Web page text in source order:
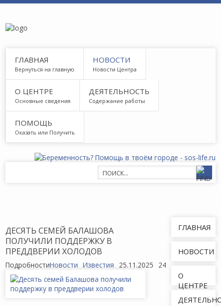
ГЛАВНАЯ
Вернуться на главную
НОВОСТИ
Новости Центра
О ЦЕНТРЕ
Основные сведения
ДЕЯТЕЛЬНОСТЬ
Содержание работы
ПОМОЩЬ
Оказать или Получить
ДЕСЯТЬ СЕМЕЙ БАЛАШОВА
ПОЛУЧИЛИ ПОДДЕРЖКУ В
ПРЕДДВЕРИИ ХОЛОДОВ
ПодробностиНовости Известия 25.11.2025 243
ГЛАВНАЯ
НОВОСТИ
О
ЦЕНТРЕ